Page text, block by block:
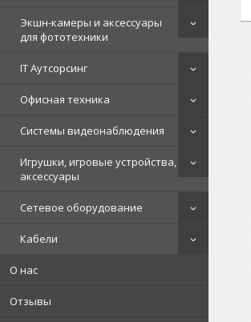
Экшн-камеры и аксессуары
для фототехники
IT Аутсорсинг
Офисная техника
Системы видеонаблюдения
Игрушки, игровые устройства,
аксессуары
Сетевое оборудование
Кабели
О нас
Отзывы